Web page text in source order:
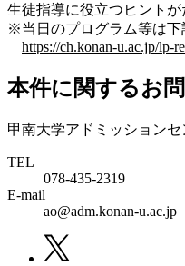
生徒指導に役立つヒントが
※当日のプログラム等は下
https://ch.konan-u.ac.jp/lp-
本件に関するお
甲南大学アドミッションセ
TEL
078-435-2319
E-mail
ao@adm.konan-u.ac.jp